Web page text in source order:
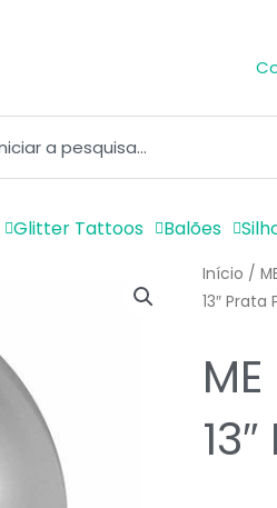
Glitter Tattoos Balões
Início /
13″